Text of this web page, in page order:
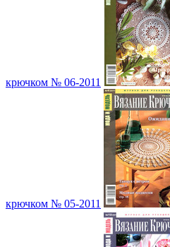
крючком № 06-2011
крючком № 05-2011